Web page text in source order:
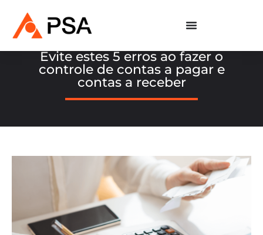
Evite estes 5 erros ao fazer o
controle de contas a pagar e
contas a receber